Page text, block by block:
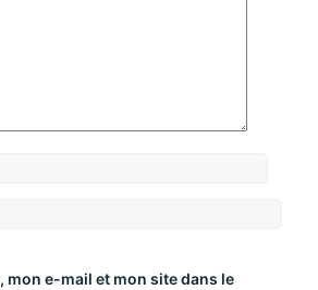
mon e-mail et mon site dans le